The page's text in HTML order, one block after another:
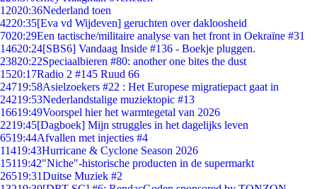
12020:36Nederland toen
4220:35[Eva vd Wijdeven] geruchten over dakloosheid
7020:29Een tactische/militaire analyse van het front in Oekraïne #31
14620:24[SBS6] Vandaag Inside #136 - Boekje pluggen.
23820:22Speciaalbieren #80: another one bites the dust
1520:17Radio 2 #145 Ruud 66
24719:58Asielzoekers #22 : Het Europese migratiepact gaat in
24219:53Nederlandstalige muziektopic #13
16619:49Voorspel hier het warmtegetal van 2026
2219:45[Dagboek] Mijn struggles in het dagelijks leven
6519:44Afvallen met injecties #4
11419:43Hurricane & Cyclone Season 2026
15119:42"Niche"-historische producten in de supermarkt
26519:31Duitse Muziek #2